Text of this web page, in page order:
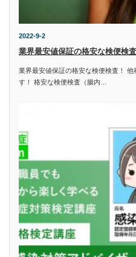
2022-9-2
業界最安値保証の格安な検便検査
業界最安値保証の格安な検便検査！
す！ 格安な検便検査（腸内…